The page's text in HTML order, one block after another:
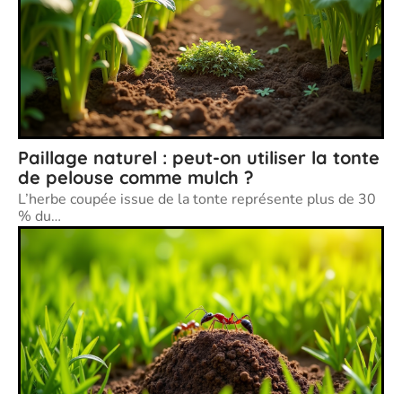
Paillage naturel : peut-on utiliser la tonte
de pelouse comme mulch ?
L’herbe coupée issue de la tonte représente plus de 30
% du…